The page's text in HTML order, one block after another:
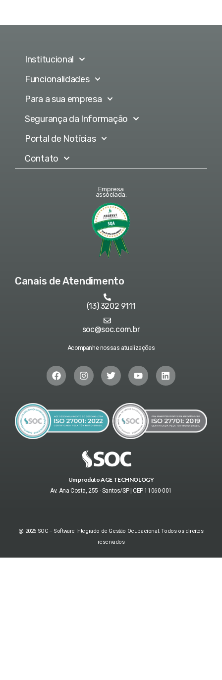
Institucional
Funcionalidades
Para a sua empresa
Segurança da Informação
Portal de Notícias
Contato
Empresa
associada:
Canais de Atendimento
(13) 3202 9111
soc@soc.com.br
Acompanhe nossas atualizações
Um produto AGE TECHNOLOGY
Av. Ana Costa, 255 - Santos/SP | CEP 11060-001
@ 2026 SOC – Software Integrado de Gestão Ocupacional. Todos os direitos
reservados